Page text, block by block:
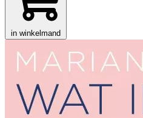
in winkelmand